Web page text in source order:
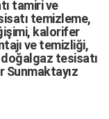
tamiri ve
temizleme,
kalorifer
ve temizliği,
oğalgaz tesisatı
Sunmaktayız